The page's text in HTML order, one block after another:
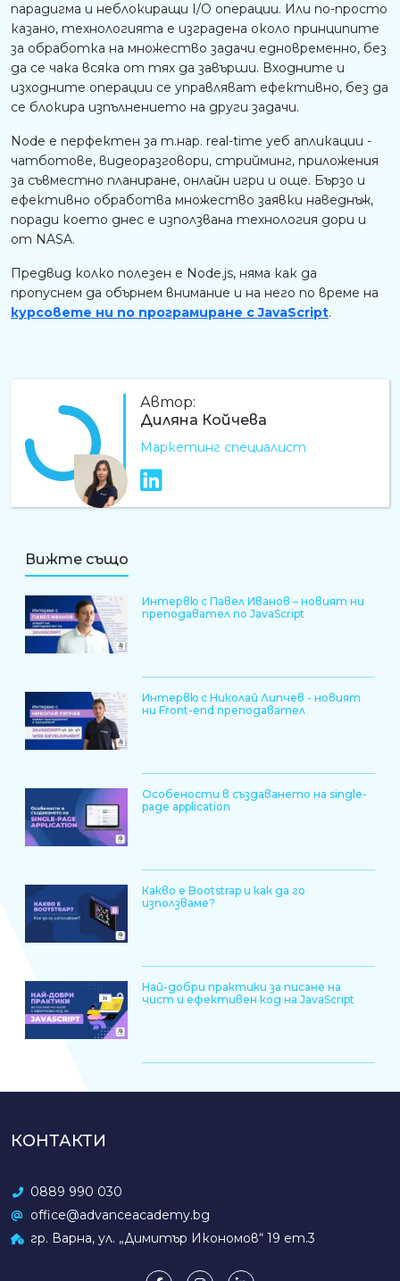
парадигма и неблокиращи I/O операции. Или по-просто
казано, технологията е изградена около принципите
за обработка на множество задачи едновременно, без
да се чака всяка от тях да завърши. Входните и
изходните операции се управляват ефективно, без да
се блокира изпълнението на други задачи.
Node е перфектен за т.нар. real-time уеб апликации -
чатботове, видеоразговори, стрийминг, приложения
за съвместно планиране, онлайн игри и още. Бързо и
ефективно обработва множество заявки наведнъж,
поради което днес е използвана технология дори и
от NASA.
Предвид колко полезен е Node.js, няма как да
пропуснем да обърнем внимание и на него по време на
курсовете ни по програмиране с JavaScript.
Автор:
Диляна Койчева
Маркетинг специалист
Вижте също
Интервю с Павел Иванов – новият ни
преподавател по JavaScript
Интервю с Николай Липчев - новият
ни Front-end преподавател
Особености в създаването на single-
page application
Какво е Bootstrap и как да го
използваме?
Най-добри практики за писане на
чист и ефективен код на JavaScript
КОНТАКТИ
0889 990 030
office@advanceacademy.bg
гр. Варна, ул. „Димитър Икономов“ 19 ет.3